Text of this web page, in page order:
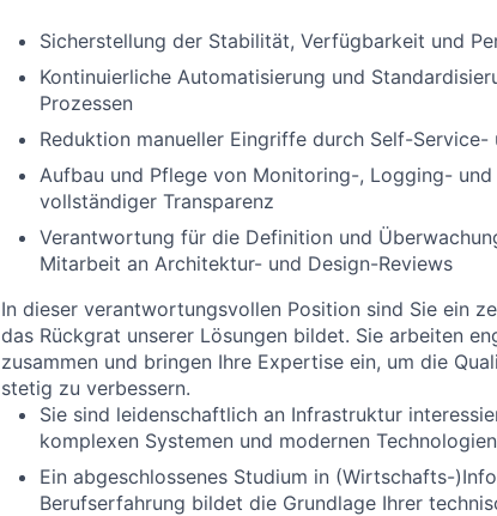
Sicherstellung der Stabilität, Verfügbarkeit und
Kontinuierliche Automatisierung und
Prozessen
Reduktion manueller Eingriffe durch Self-
Aufbau und Pflege von Monitoring-, Logging-
vollständiger Transparenz
Verantwortung für die Definition und
Mitarbeit an Architektur- und Design-Reviews
In dieser verantwortungsvollen Position sind Sie ein
das Rückgrat unserer Lösungen bildet. Sie arbeiten
zusammen und bringen Ihre Expertise ein, um die
stetig zu verbessern.
Sie sind leidenschaftlich an Infrastruktur
komplexen Systemen und modernen
Ein abgeschlossenes Studium in (Wirtschafts-
Berufserfahrung bildet die Grundlage Ihrer